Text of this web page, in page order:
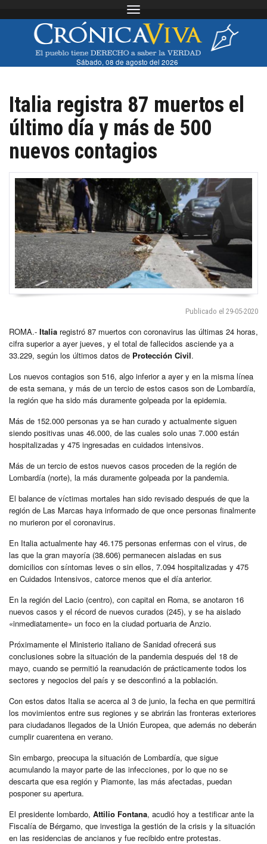
Toggle navigation
Sábado, 08 de agosto del 2026
Italia registra 87 muertos el
último día y más de 500
nuevos contagios
Publicado el 29-05-2020
ROMA.- Italia registró 87 muertos con coronavirus las últimas 24 horas,
cifra superior a ayer jueves, y el total de fallecidos asciende ya a
33.229, según los últimos datos de Protección Civil.
Los nuevos contagios son 516, algo inferior a ayer y en la misma línea
de esta semana, y más de un tercio de estos casos son de Lombardía,
la región que ha sido más duramente golpeada por la epidemia.
Más de 152.000 personas ya se han curado y actualmente siguen
siendo positivas unas 46.000, de las cuales solo unas 7.000 están
hospitalizadas y 475 ingresadas en cuidados intensivos.
Más de un tercio de estos nuevos casos proceden de la región de
Lombardía (norte), la más duramente golpeada por la pandemia.
El balance de víctimas mortales han sido revisado después de que la
región de Las Marcas haya informado de que once personas finalmente
no murieron por el coronavirus.
En Italia actualmente hay 46.175 personas enfermas con el virus, de
las que la gran mayoría (38.606) permanecen aisladas en sus
domicilios con síntomas leves o sin ellos, 7.094 hospitalizadas y 475
en Cuidados Intensivos, catorce menos que el día anterior.
En la región del Lacio (centro), con capital en Roma, se anotaron 16
nuevos casos y el récord de nuevos curados (245), y se ha aislado
«inmediatamente» un foco en la ciudad portuaria de Anzio.
Próximamente el Ministerio italiano de Sanidad ofrecerá sus
conclusiones sobre la situación de la pandemia después del 18 de
mayo, cuando se permitió la reanudación de prácticamente todos los
sectores y negocios del país y se desconfinó a la población.
Con estos datos Italia se acerca al 3 de junio, la fecha en que permitirá
los movimientos entre sus regiones y se abrirán las fronteras exteriores
para ciudadanos llegados de la Unión Europea, que además no deberán
cumplir cuarentena en verano.
Sin embargo, preocupa la situación de Lombardía, que sigue
acumulando la mayor parte de las infecciones, por lo que no se
descarta que esa región y Piamonte, las más afectadas, puedan
posponer su apertura.
El presidente lombardo, Attilio Fontana, acudió hoy a testificar ante la
Fiscalía de Bérgamo, que investiga la gestión de la crisis y la situación
en las residencias de ancianos y fue recibido entre protestas.